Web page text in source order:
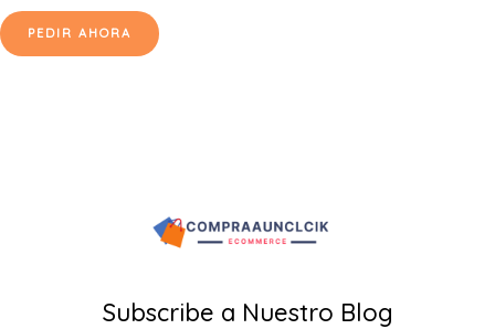
PEDIR AHORA
Subscribe a Nuestro Blog